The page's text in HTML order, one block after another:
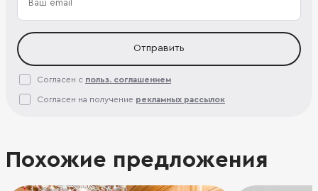
Отправить
Согласен с польз. соглашением
Согласен на получение рекламных рассылок
Похожие предложения